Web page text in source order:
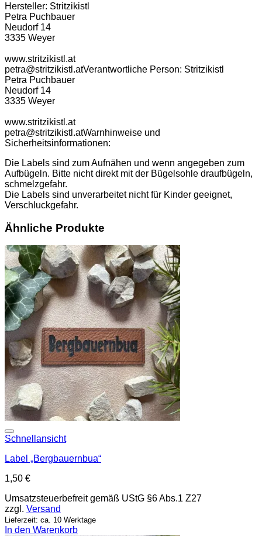
Hersteller: Stritzikistl
Petra Puchbauer
Neudorf 14
3335 Weyer
www.stritzikistl.at
petra@stritzikistl.atVerantwortliche Person: Stritzikistl
Petra Puchbauer
Neudorf 14
3335 Weyer
www.stritzikistl.at
petra@stritzikistl.atWarnhinweise und
Sicherheitsinformationen:
Die Labels sind zum Aufnähen und wenn angegeben zum
Aufbügeln. Bitte nicht direkt mit der Bügelsohle draufbügeln,
schmelzgefahr.
Die Labels sind unverarbeitet nicht für Kinder geeignet,
Verschluckgefahr.
Ähnliche Produkte
Schnellansicht
Label „Bergbauernbua“
1,50 €
Umsatzsteuerbefreit gemäß UStG §6 Abs.1 Z27
zzgl. Versand
Lieferzeit: ca. 10 Werktage
In den Warenkorb